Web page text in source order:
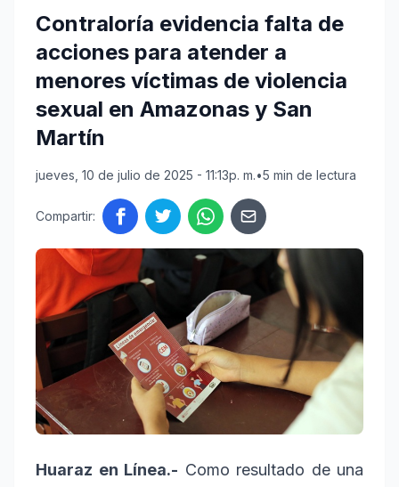
Contraloría evidencia falta de
acciones para atender a
menores víctimas de violencia
sexual en Amazonas y San
Martín
jueves, 10 de julio de 2025 - 11:13p. m.•5 min de lectura
Compartir:
Huaraz en Línea.- Como resultado de una